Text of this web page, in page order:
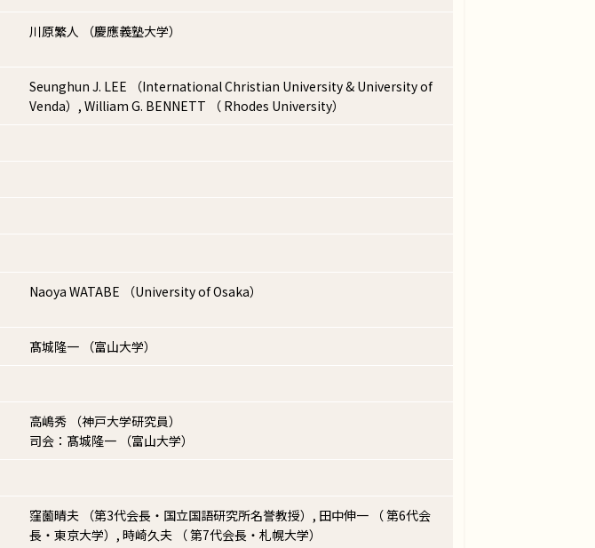
川原繁人 （慶應義塾大学）
Seunghun J. LEE （International Christian University & University of
Venda）, William G. BENNETT （ Rhodes University）
Naoya WATABE （University of Osaka）
髙城隆一 （富山大学）
高嶋秀 （神戸大学研究員）
司会：髙城隆一 （富山大学）
窪薗晴夫 （第3代会長・国立国語研究所名誉教授）, 田中伸一 （ 第6代会
長・東京大学）, 時崎久夫 （ 第7代会長・札幌大学）